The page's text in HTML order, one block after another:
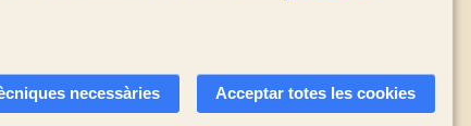
Actualitzada el08/08/2026
necessàries Acceptar totes les cookies